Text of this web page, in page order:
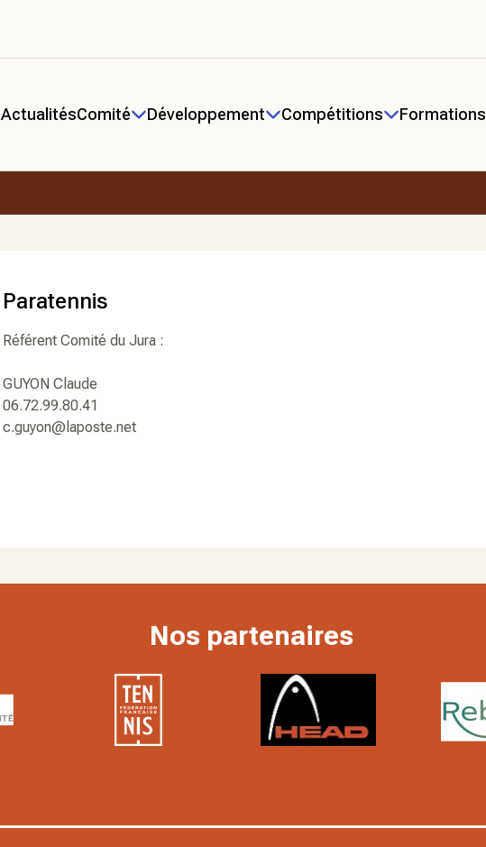
ActualitésComité Développement Compétitions Formations
Paratennis
Référent Comité du Jura :
GUYON Claude
06.72.99.80.41
c.guyon@laposte.net
Nos partenaires